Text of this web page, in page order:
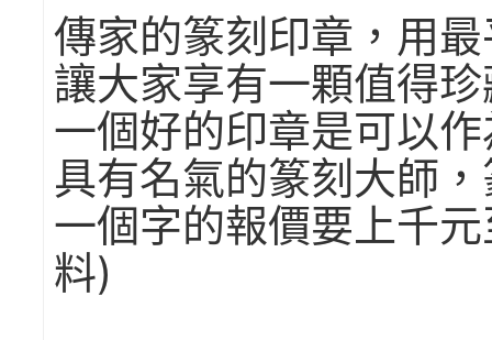
傳家的篆刻印章，用
讓大家享有一顆值得
一個好的印章是可以
具有名氣的篆刻大師
一個字的報價要上千
料)